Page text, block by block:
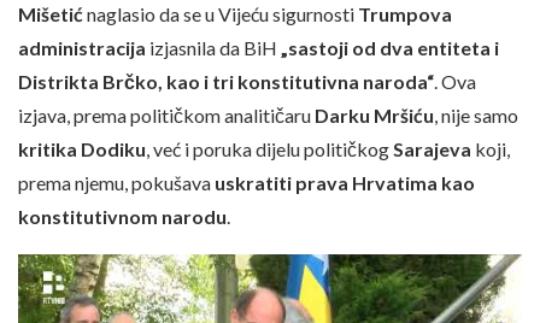
Mišetić naglasio da se u Vijeću sigurnosti Trumpova
administracija izjasnila da BiH „sastoji od dva entiteta i
Distrikta Brčko, kao i tri konstitutivna naroda“ . Ova
izjava, prema političkom analitičaru Darku Mršiću , nije samo
kritika Dodiku , već i poruka dijelu političkog Sarajeva koji,
prema njemu, pokušava uskratiti prava Hrvatima kao
konstitutivnom narodu